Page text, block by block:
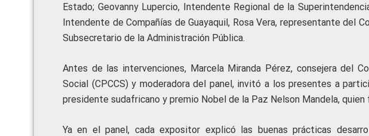
Estado; Geovanny Lupercio, Intendente Regional de la
Intendente de Compañías de Guayaquil, Rosa Vera, representante del
Subsecretario de la Administración Pública.
Antes de las intervenciones, Marcela Miranda Pérez, consejera del
Social (CPCCS) y moderadora del panel, invitó a los presentes a
presidente sudafricano y premio Nobel de la Paz Nelson Mandela,
Ya en el panel, cada expositor explicó las buenas prácticas